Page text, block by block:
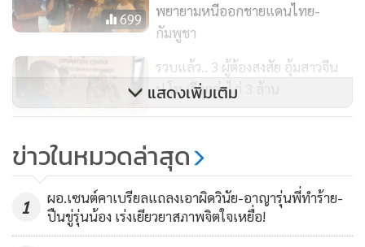
ขณะที่ข้อมูลจากตำรวจเมื่อตรวจสอบแล้ว ก็พบว่า นายฉี มีบัตร
ประชาชนคนไทย ปรากฏชื่อนายสาโรจน์ ทองค้าไม้ อายุ 55 ปี
เป็นชาวจังหวัดสมุทรปราการ และเคยใชับัตรนี้ทำธุรกรรมในไทย
หลังจากนี้ตำรวจก็จะตรวจสอบว่า เจ้าของบัตรตัวจริงยังมีชีวิตอยู่
หรือไม่ และนายฉีทำบัตรประชาชนนี้ได้อย่างไร
ด้าน พล.ต.อ.สุรเชษฐ์ หักพาล รอง ผบ.ตร. เปิดเผยว่า จาก
แนวทางสืบสวนพบว่ากลุ่มผู้ก่อเหตุมีทั้งตำรวจและพลเรือนร่วม
อยู่ด้วย เป็นนายตำรวจชั้นสัญญาบัตร 3 นาย และชั้นประทวน 1
นาย ขณะนี้อยู่ระหว่างขอหมายจับ กลุ่มผู้ก่อเหตุทั้ง 4 คน หลังได้
699
พยายามหนีออกชายแดนไทย-
กัมพูชา
1,939
รวบแล้ว.. 3 ผู้ต้องสงสัย อุ้มสาวจีน
ป.โท เรียกค่าไถ่ 3 ล้าน
831
โดนแจ้ง 4 ข้อหา แก๊งอุ้มสาวจีน
ป.โทรีดทรัพย์ ฝากขังบ่ายวันนี้
แสดงเพิ่มเติม
ข่าวในหมวดล่าสุด
1
ผอ.เซนต์คาเบรียลแถลงเอาผิดวินัย-อาญารุ่นพี่ทำร้าย-
ปืนขู่รุ่นน้อง เร่งเยียวยาสภาพจิตใจเหยื่อ!